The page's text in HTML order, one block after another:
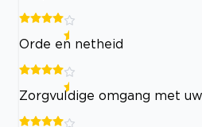
Orde en netheid
Zorgvuldige omgang met